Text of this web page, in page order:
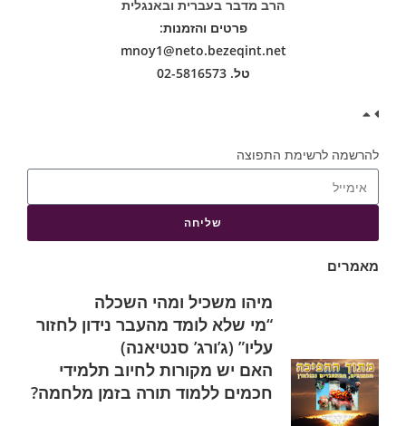
הרב מדבר בעברית ובאנגלית
פרטים והזמנות:
mnoy1@neto.bezeqint.net
טל. 02-5816573
להרשמה לרשימת התפוצה
שליחה
מאמרים
מיהו משכיל ומהי השכלה
“מי שלא לומד מהעבר נידון לחזור
עליו” (ג’ורג’ סנטיאנה)
האם יש מקורות לחיוב תלמידי
חכמים ללמוד תורה בזמן מלחמה?